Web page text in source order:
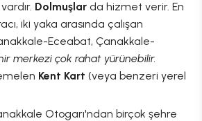
Dolmuşlarda hizmet verir. En
iki yaka arasında çalışan
Eceabat, Çanakkale-
merkezi çok rahat yürünebilir.
Kent Kart (veya benzeri yerel
Otogarı'ndan birçok şehre